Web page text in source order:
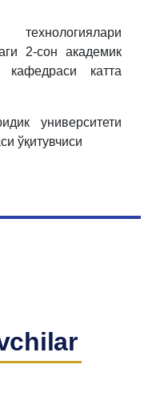
технологиялари
2-сон академик
катта
университети
ўқитувчиси